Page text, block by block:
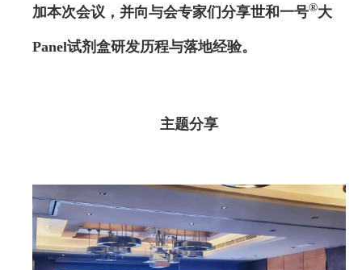
加本次会议，并向与会专家们分享世和一号®大
Panel试剂盒研发历程与落地经验。
主题分享